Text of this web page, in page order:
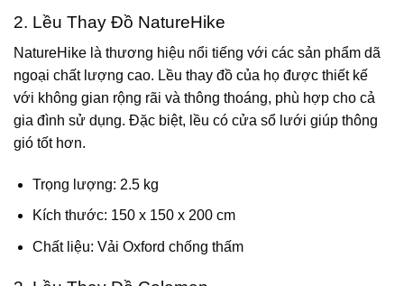
2. Lều Thay Đồ NatureHike
NatureHike là thương hiệu nổi tiếng với các sản phẩm dã
ngoại chất lượng cao. Lều thay đồ của họ được thiết kế
với không gian rộng rãi và thông thoáng, phù hợp cho cả
gia đình sử dụng. Đặc biệt, lều có cửa sổ lưới giúp thông
gió tốt hơn.
Trọng lượng: 2.5 kg
Kích thước: 150 x 150 x 200 cm
Chất liệu: Vải Oxford chống thấm